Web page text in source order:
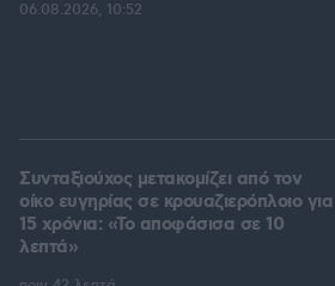
06.08.2026, 10:52
Συνταξιούχος μετακομίζει από τον
οίκο ευγηρίας σε κρουαζιερόπλοιο για
15 χρόνια: «Το αποφάσισα σε 10
λεπτά»